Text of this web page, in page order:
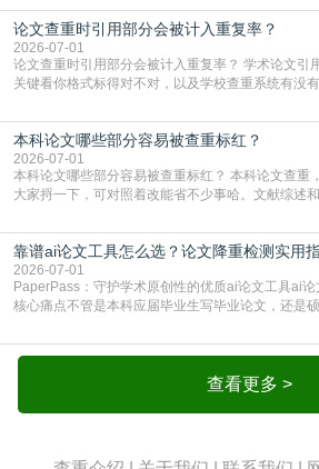
真的太亏。提前做AIGC检测，已经成了很多过来人
AIGC检测成了论文答辩投稿前的必备项？可能还有
框架，内容都是自己写的，至于做AIG
论文查重时引用部分会被计入重复率？
2026-07-01
论文查重时引用部分会被计入重复率？ 学术论文引用部分会不会被算进重复率，
关键看你格式标得对不对，以及学校查重系统有没
独占一行，每条文献用[1][2]方括号编号、与正文一
7714（作者、题名、刊名、年、卷期、页码齐全，
成功后通常把这段标为引用，
本科论文哪些部分容易被查重标红？
2026-07-01
本科论文哪些部分容易被查重标红？ 本科论文查重，最容易“中招“标红的地方帮
大家捋一下，可对照着改能省不少事哈。文献综述
乎一模一样的话，你要是直接复制百度百科、教材
一抓一个准，整段飘红。研究背景、意义和方法描
用问卷调查法““运用SPSS软件进行数据分
靠谱ai论文工具怎么选？论文降重检测实用
2026-07-01
PaperPass：守护学术原创性的优质ai论文工具ai
核心痛点不管是本科应届毕业生写毕业论文，还是
自己逐句读逐句改，熬好几个大夜不说，还经常改
率超标，再返工太折腾。现在有了成熟的ai论文工
决。靠谱的ai论文工具，不止能帮你梳查看更多 >